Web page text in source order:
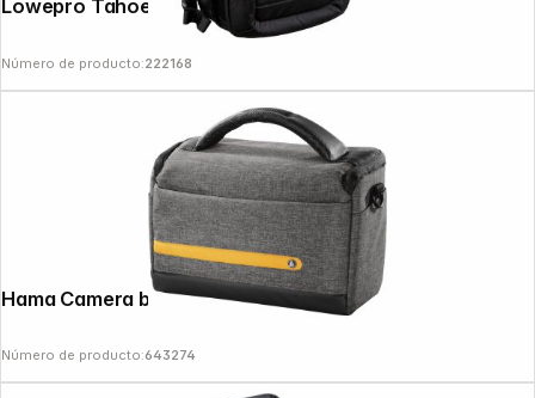
Lowepro Tahoe BP 150 negro
Número de producto:222168
Hama Camera bag Terra, 135 Grey
Número de producto:643274